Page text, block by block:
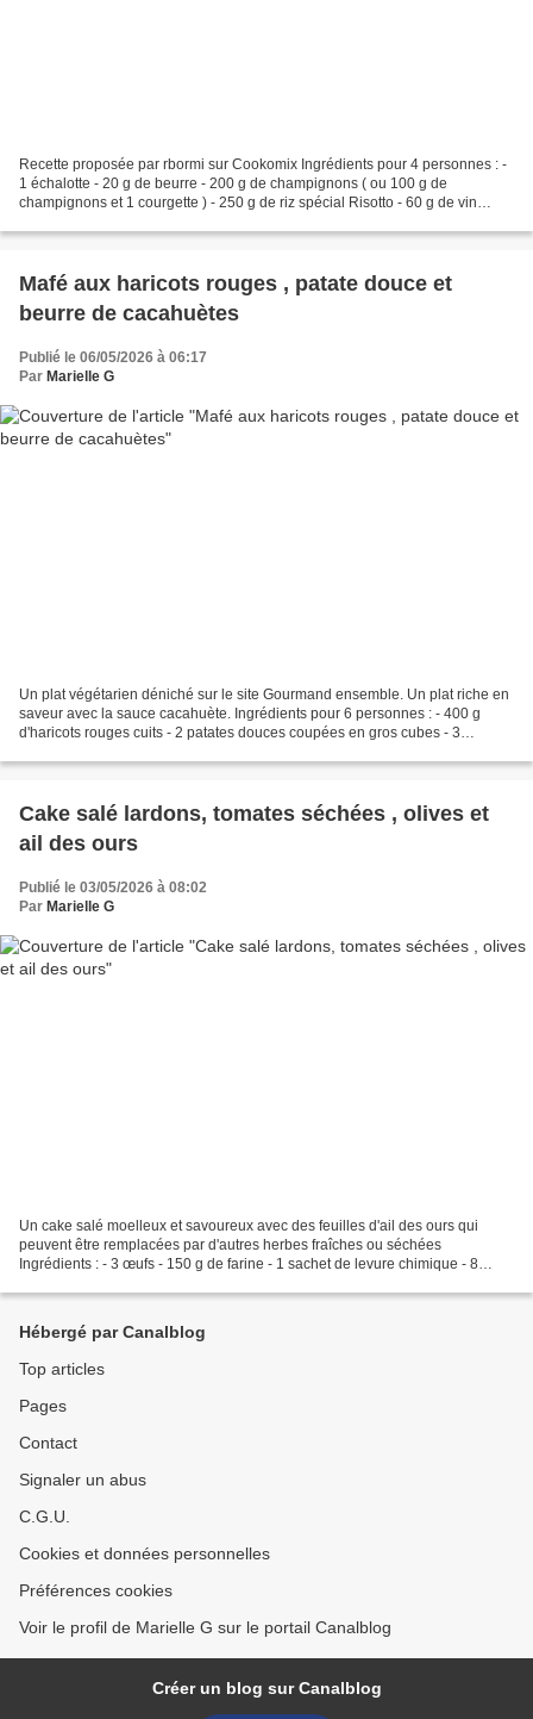
Recette proposée par rbormi sur Cookomix Ingrédients pour 4 personnes : -
1 échalotte - 20 g de beurre - 200 g de champignons ( ou 100 g de
champignons et 1 courgette ) - 250 g de riz spécial Risotto - 60 g de vin
Mafé aux haricots rouges , patate douce et
beurre de cacahuètes
Publié le 06/05/2026 à 06:17
Par Marielle G
Un plat végétarien déniché sur le site Gourmand ensemble. Un plat riche en
saveur avec la sauce cacahuète. Ingrédients pour 6 personnes : - 400 g
d'haricots rouges cuits - 2 patates douces coupées en gros cubes - 3
Cake salé lardons, tomates séchées , olives et
ail des ours
Publié le 03/05/2026 à 08:02
Par Marielle G
Un cake salé moelleux et savoureux avec des feuilles d'ail des ours qui
peuvent être remplacées par d'autres herbes fraîches ou séchées
Ingrédients : - 3 œufs - 150 g de farine - 1 sachet de levure chimique - 8
Hébergé par Canalblog
Top articles
Pages
Contact
Signaler un abus
C.G.U.
Cookies et données personnelles
Préférences cookies
Voir le profil de Marielle G sur le portail Canalblog
Créer un blog sur Canalblog